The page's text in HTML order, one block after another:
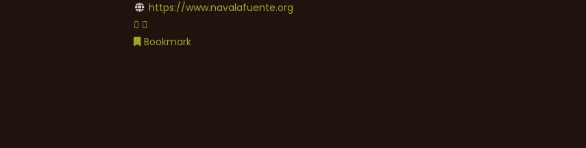
https://www.navalafuente.org
Bookmark